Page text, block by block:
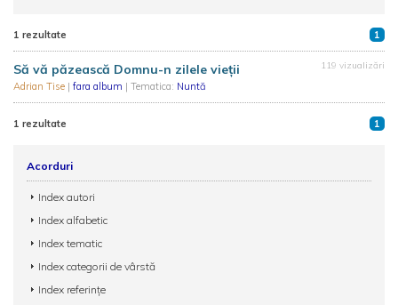
1 rezultate 1
Să vă păzească Domnu-n zilele vieții
Adrian Tise | fara album | Tematica: Nuntă
119 vizualizări
1 rezultate 1
Acorduri
Index autori
Index alfabetic
Index tematic
Index categorii de vârstă
Index referințe